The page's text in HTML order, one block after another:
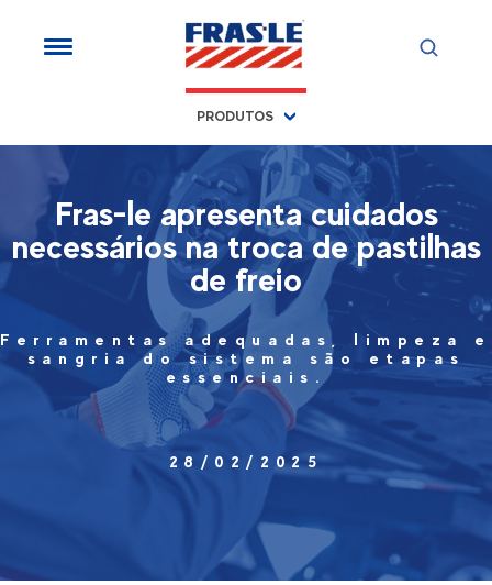
PRODUTOS
Fras-le apresenta cuidados
necessários na troca de pastilhas
de freio
Ferramentas adequadas, limpeza e
sangria do sistema são etapas
essenciais.
28/02/2025